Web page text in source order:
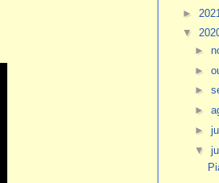
► 2021
▼
►
►
►
►
►
▼